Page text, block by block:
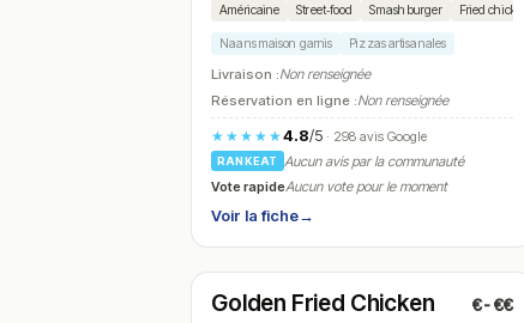
Américaine Street‑food Smash burger Fried chicken
Naans maison garnis Pizzas artisanales
Livraison :Non renseignée
Réservation en ligne :Non renseignée
★★★★★4.8/5· 298 avis Google
RANKEAT
Aucun avis par la communauté
Vote rapideAucun vote pour le moment
Voir la fiche→
N° 9
Ouvert(10:00 – 04:00)
Golden Fried Chicken €-€€